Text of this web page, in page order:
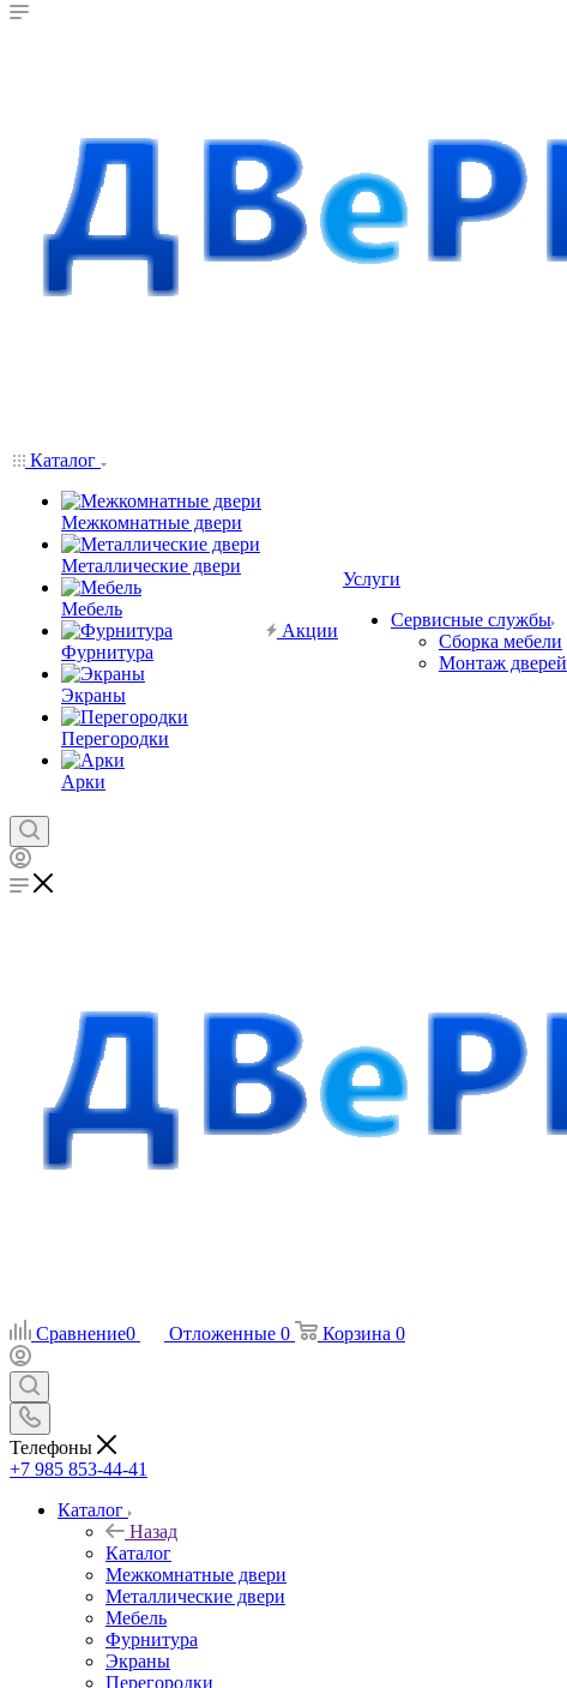
Каталог
Межкомнатные двери
Металлические двери
Мебель
Фурнитура
Экраны
Перегородки
Арки
Акции
Услуги
Сервисные службы
Сборка мебели
Монтаж дверей
Сравнение0 Отложенные 0 Корзина 0
Телефоны
+7 985 853-44-41
Каталог
Назад
Каталог
Межкомнатные двери
Металлические двери
Мебель
Фурнитура
Экраны
Перегородки